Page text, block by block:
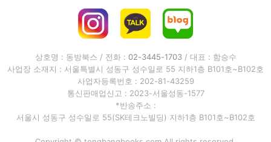
상호명 : 동방북스 / 전화 : 02-3445-1703/ 대표 : 함승수
사업장 소재지 : 서울특별시 성동구 성수일로 55 지하1층 B101호~B102호
사업자등록번호 : 202-81-43259
통신판매업신고 : 2023-서울성동-1577
*반송주소 :
서울시 성동구 성수일로 55(SK테크노빌딩) 지하1층 B101호~B102호